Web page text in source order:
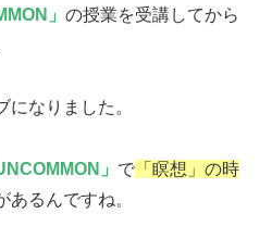
」 の授業を受講してから
なりました。
」 で 「瞑想」の時
あるんですね。